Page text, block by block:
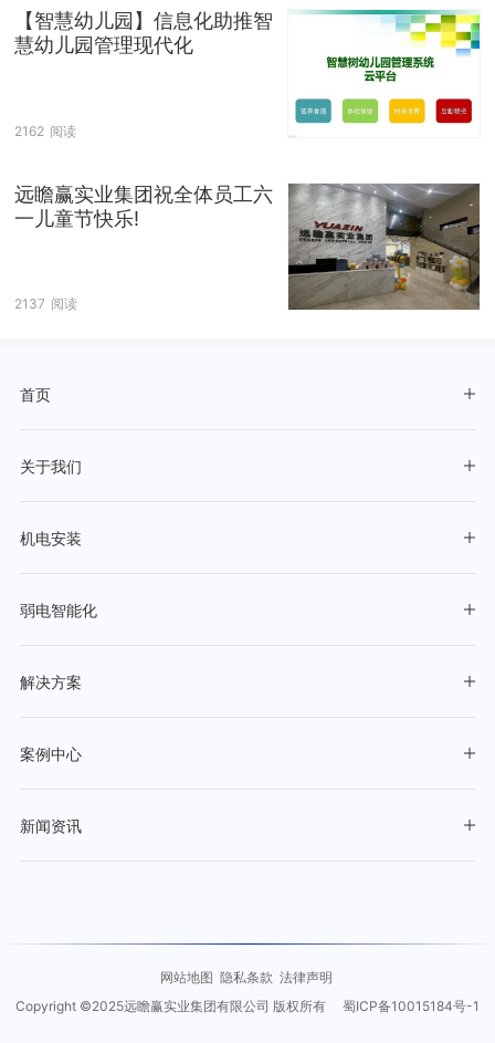
【智慧幼儿园】信息化助推智
慧幼儿园管理现代化
2162 阅读
远瞻赢实业集团祝全体员工六
一儿童节快乐!
2137 阅读
首页
关于我们
机电安装
弱电智能化
解决方案
案例中心
新闻资讯
网站地图 隐私条款 法律声明
Copyright ©2025远瞻赢实业集团有限公司 版权所有
蜀ICP备10015184号-1